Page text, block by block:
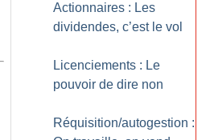
Actionnaires : Les
dividendes, c’est le vol
Licenciements : Le
pouvoir de dire non
Réquisition/autogestion :